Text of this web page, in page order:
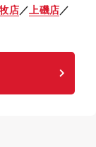
店／ 上磯店／